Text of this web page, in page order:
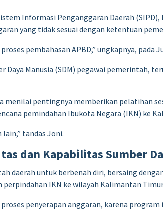
Informasi Penganggaran Daerah
yang tidak sesuai dengan ketentuan
pembahasan APBD,” ungkapnya, pada
Manusia (SDM) pegawai pemerintah,
menilai pentingnya memberikan pelatihan
pemindahan Ibukota Negara (IKN) ke
tandas Joni.
dan Kapabilitas Sumber
daerah untuk berbenah diri, bersaing
IKN ke wilayah Kalimantan
penyerapan anggaran, karena